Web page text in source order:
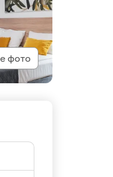
фото